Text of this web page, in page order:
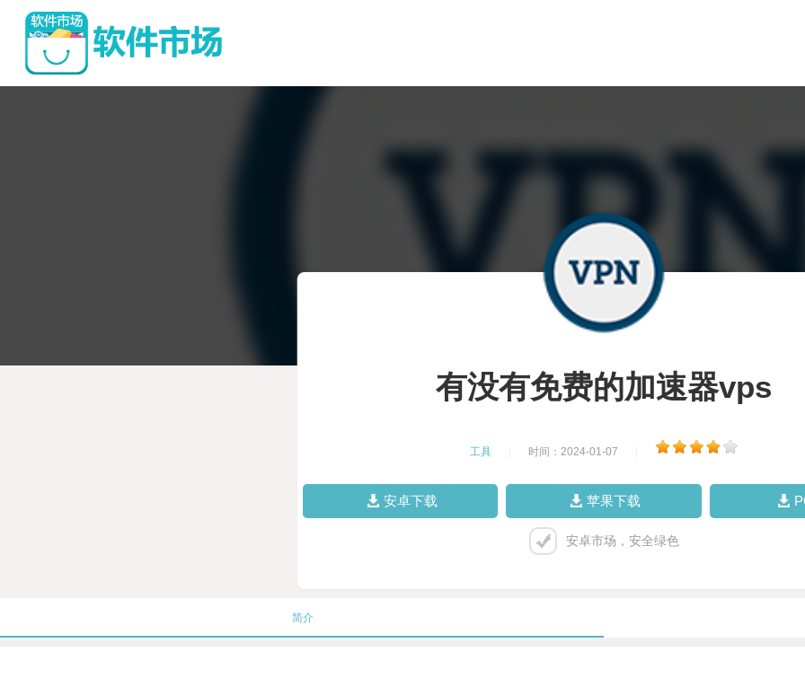
有没有免费的加速器vps
工具 时间：2024-01-07
安卓下载 苹果下载
安卓市场，安全绿色
简介